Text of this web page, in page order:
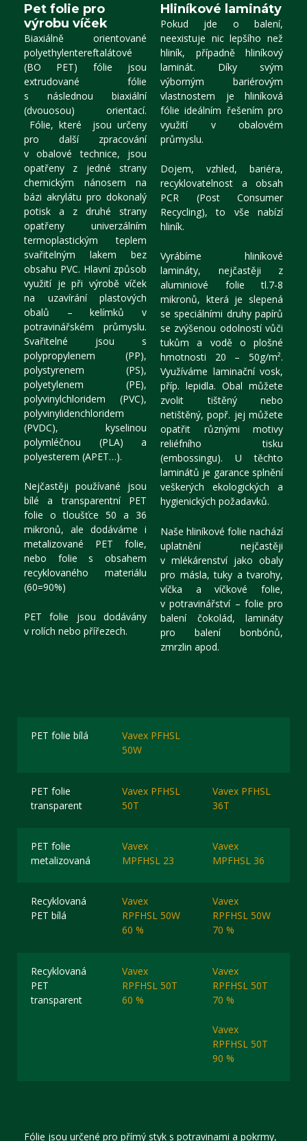
Pet folie pro
výrobu víček
Biaxiálně orientované
polyethylentereftalátové
(BO PET) fólie jsou
extrudované fólie
s následnou biaxiální
(dvouosou) orientací.
Fólie, které jsou určeny
pro další zpracování
v obalové technice, jsou
opatřeny z jedné strany
chemickým nánosem na
bázi akrylátu pro dokonalý
potisk a z druhé strany
opatřeny univerzálním
termoplastickým teplem
svařitelným lakem bez
obsahu PVC. Hlavní způsob
využití je při výrobě víček
na uzavírání plastových
obalů – kelímků v
potravinářském průmyslu.
Svařitelné jsou s
polypropylenem (PP),
polystyrenem (PS),
polyetylenem (PE),
polyvinylchloridem (PVC),
polyvinylidenchloridem
(PVDC), kyselinou
polymléčnou (PLA) a
polyesterem (APET…).
Nejčastěji používané jsou
bílé a transparentní PET
folie o tloušťce 50 a 36
mikronů, ale dodáváme i
metalizované PET folie,
nebo folie s obsahem
recyklovaného materiálu
(60=90%)
PET folie jsou dodávány
v rolích nebo přířezech.
Hliníkové lamináty
Pokud jde o balení,
neexistuje nic lepšího než
hliník, případně hliníkový
laminát. Díky svým
výborným bariérovým
vlastnostem je hliníková
fólie ideálním řešením pro
využití v obalovém
průmyslu.
Dojem, vzhled, bariéra,
recyklovatelnost a obsah
PCR (Post Consumer
Recycling), to vše nabízí
hliník.
Vyrábíme hliníkové
lamináty, nejčastěji z
aluminiové folie tl.7-8
mikronů, která je slepená
se speciálními druhy papírů
se zvýšenou odolností vůči
tukům a vodě o plošné
hmotnosti 20 – 50g/m².
Využíváme laminační vosk,
příp. lepidla. Obal můžete
zvolit tištěný nebo
netištěný, popř. jej můžete
opatřit různými motivy
reliéfního tisku
(embossingu). U těchto
laminátů je garance splnění
veškerých ekologických a
hygienických požadavků.
Naše hliníkové folie nachází
uplatnění nejčastěji
v mlékárenství jako obaly
pro másla, tuky a tvarohy,
víčka a víčkové folie,
v potravinářství – folie pro
balení čokolád, lamináty
pro balení bonbónů,
zmrzlin apod.
PET folie bílá
Vavex PFHSL
50W
PET folie
transparent
Vavex PFHSL
50T
Vavex PFHSL
36T
PET folie
metalizovaná
Vavex
MPFHSL 23
Vavex
MPFHSL 36
Recyklovaná
PET bílá
Vavex
RPFHSL 50W
60 %
Vavex
RPFHSL 50W
70 %
Recyklovaná
PET
transparent
Vavex
RPFHSL 50T
60 %
Vavex
RPFHSL 50T
70 %
Vavex
RPFHSL 50T
90 %
Fólie jsou určené pro přímý styk s potravinami a pokrmy,